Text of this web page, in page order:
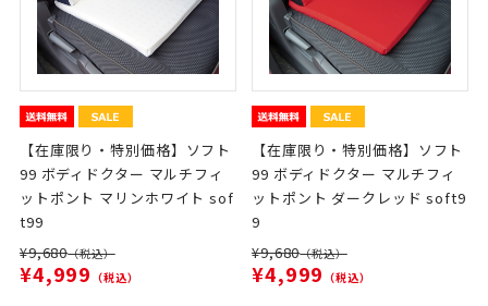
【在庫限り・特別価格】ソフト
99 ボディドクター マルチフィ
ットポント マリンホワイト sof
t99
¥9,680（税込）
¥4,999 （税込）
【在庫限り・特別価格】ソフト
99 ボディドクター マルチフィ
ットポント ダークレッド soft9
9
¥9,680（税込）
¥4,999 （税込）